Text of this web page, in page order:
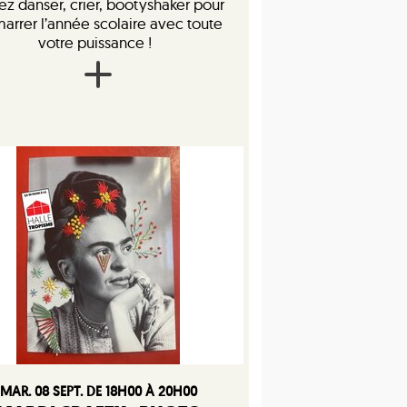
danser, crier, bootyshaker pour
l’année scolaire avec toute
votre puissance !
MAR. 08 SEPT. DE 18H00 À 20H00